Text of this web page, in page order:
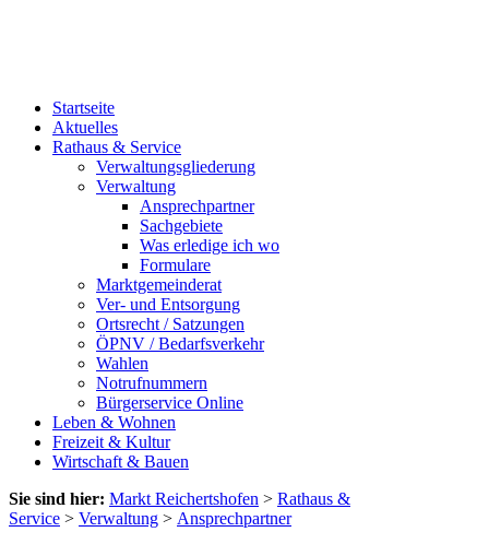
Startseite
Aktuelles
Rathaus & Service
Verwaltungsgliederung
Verwaltung
Ansprechpartner
Sachgebiete
Was erledige ich wo
Formulare
Marktgemeinderat
Ver- und Entsorgung
Ortsrecht / Satzungen
ÖPNV / Bedarfsverkehr
Wahlen
Notrufnummern
Bürgerservice Online
Leben & Wohnen
Freizeit & Kultur
Wirtschaft & Bauen
Sie sind hier: Markt Reichertshofen > Rathaus &
Service > Verwaltung > Ansprechpartner